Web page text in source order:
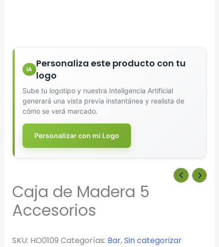
IA
Personaliza este producto con tu
logo
Sube tu logotipo y nuestra Inteligencia Artificial
generará una vista previa instantánea y realista de
cómo se verá marcado.
Personalizar con mi Logo
Caja de Madera 5
Accesorios
SKU: HO0109 Categorías: Bar,Sin categorizar